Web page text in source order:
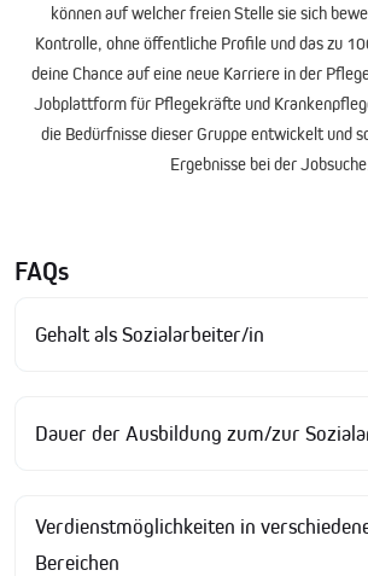
können auf welcher freien Stelle sie sich
Kontrolle, ohne öffentliche Profile und das zu
deine Chance auf eine neue Karriere in der
Jobplattform für Pflegekräfte und
die Bedürfnisse dieser Gruppe entwickelt und
Ergebnisse bei der Jobsuche.
FAQs
Gehalt als Sozialarbeiter/in
Dauer der Ausbildung zum/zur
Verdienstmöglichkeiten in
Bereichen